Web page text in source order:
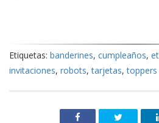
Etiquetas: banderines, cumpleaños,
invitaciones, robots,tarjetas,toppers